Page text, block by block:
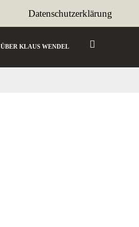
tango@sencillo.de
ÜBER KLAUS WENDEL
Datenschutzerklärung